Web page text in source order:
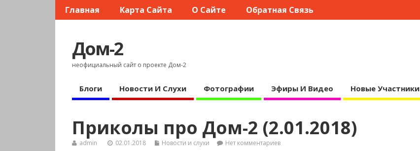
Главная Карта Сайта О Сайте Обратная Связь
Дом-2
неофициальный сайт о проекте Дом-2
Блоги Новости И Слухи Фотографии Эфиры И Видео Новые Участники
Приколы про Дом-2 (2.01.2018)
admin 02.01.2018 Новости и слухи Нет комментариев